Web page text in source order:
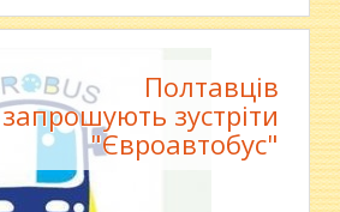
Полтавців
запрошують зустріти
"Євроавтобус"